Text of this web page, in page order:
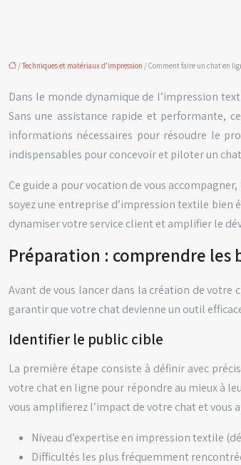
/Techniques et matériaux d’impression / Comment faire un chat en
Dans le monde dynamique de l’impression
Sans une assistance rapide et performante,
informations nécessaires pour résoudre le
indispensables pour concevoir et piloter un
Ce guide a pour vocation de vous
soyez une entreprise d’impression textile bien
dynamiser votre service client et amplifier le
Préparation : comprendre
Avant de vous lancer dans la création de
garantir que votre chat devienne un outil
Identifier le public cible
La première étape consiste à définir avec
votre chat en ligne pour répondre au mieux à
vous amplifierez l’impact de votre chat et
Niveau d’expertise en impression textile
Difficultés les plus fréquemment